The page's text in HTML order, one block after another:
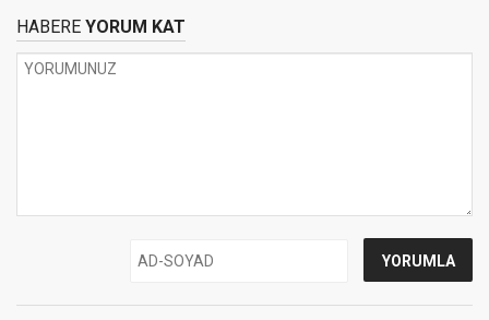
HABERE YORUM KAT